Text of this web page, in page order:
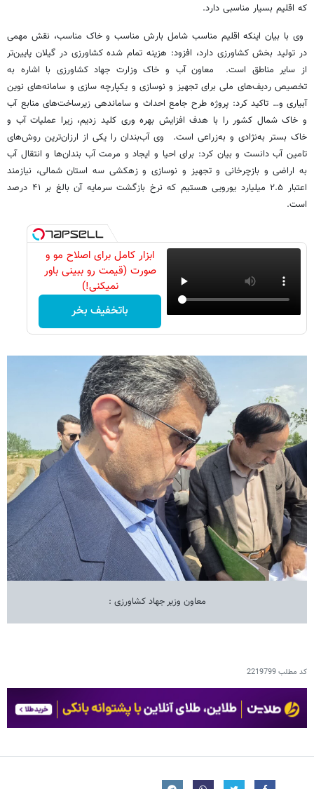
که اقلیم بسیار مناسبی دارد.
وی با بیان اینکه اقلیم مناسب شامل بارش مناسب و خاک مناسب، نقش مهمی
در تولید بخش کشاورزی دارد، افزود: هزینه تمام شده کشاورزی در گیلان پایین‌تر
از سایر مناطق است. معاون آب و خاک وزارت جهاد کشاورزی با اشاره به
تخصیص ردیف‌های ملی برای تجهیز و نوسازی و یکپارچه سازی و سامانه‌های نوین
آبیاری و… تاکید کرد: پروژه طرح جامع احداث و ساماندهی زیرساخت‌های منابع آب
و خاک شمال کشور را با هدف افزایش بهره وری کلید زدیم، زیرا عملیات آب و
خاک بستر به‌نژادی و به‌زراعی است. وی آب‌بندان را یکی از ارزان‌ترین روش‌های
تامین آب دانست و بیان کرد: برای احیا و ایجاد و مرمت آب بندان‌ها و انتقال آب
به اراضی و بازچرخانی و تجهیز و نوسازی و زهکشی سه استان شمالی، نیازمند
اعتبار ۲.۵ میلیارد یورویی هستیم که نرخ بازگشت سرمایه آن بالغ بر ۴۱ درصد
است.
ابزار کامل برای اصلاح مو و
صورت (قیمت رو ببینی باور
نمیکنی!)
باتخفیف بخر
معاون وزیر جهاد کشاورزی :
کد مطلب2219799